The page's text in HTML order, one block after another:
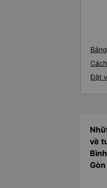
Đặt
về
Gòn